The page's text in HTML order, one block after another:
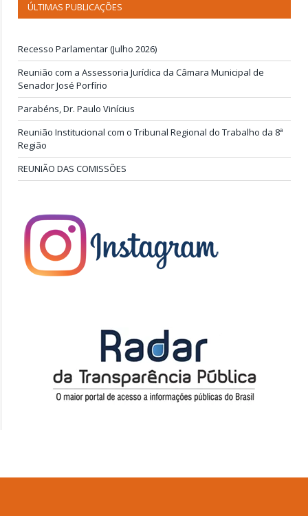
ÚLTIMAS PUBLICAÇÕES
Recesso Parlamentar (Julho 2026)
Reunião com a Assessoria Jurídica da Câmara Municipal de
Senador José Porfírio
Parabéns, Dr. Paulo Vinícius
Reunião Institucional com o Tribunal Regional do Trabalho da 8ª
Região
REUNIÃO DAS COMISSÕES